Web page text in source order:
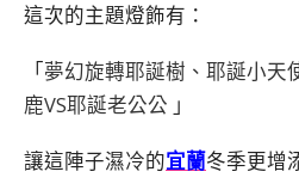
這次的主題燈飾有：
「夢幻旋轉耶誕樹、耶誕小天
鹿VS耶誕老公公 」
讓這陣子濕冷的宜蘭冬季更增